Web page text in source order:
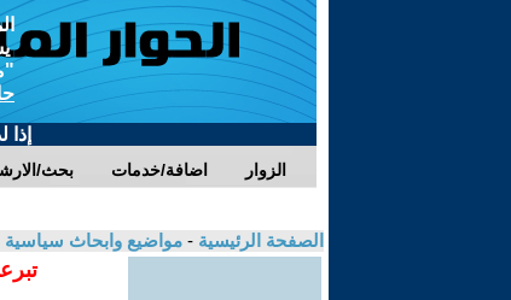
بحث/ اضافة/خدمات الزوار
الصفحة الرئيسية - مواضيع وابحاث سياسية